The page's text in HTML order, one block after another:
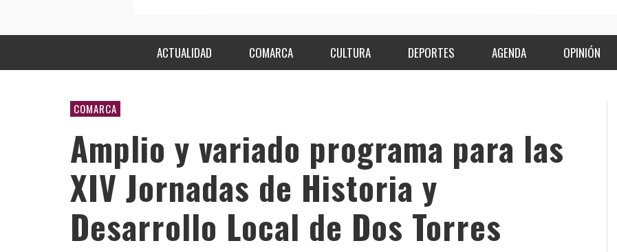
ACTUALIDAD COMARCA CULTURA DEPORTES AGENDA OPINIÓN
COMARCA
Amplio y variado programa para las
XIV Jornadas de Historia y
Desarrollo Local de Dos Torres